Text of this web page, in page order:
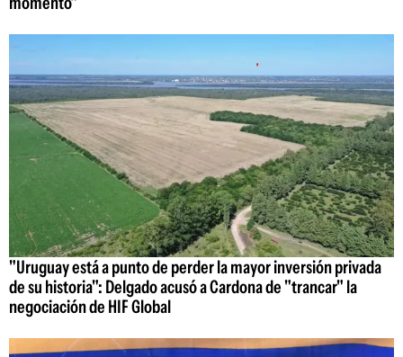
"Uruguay está a punto de perder la mayor inversión privada
de su historia": Delgado acusó a Cardona de "trancar" la
negociación de HIF Global